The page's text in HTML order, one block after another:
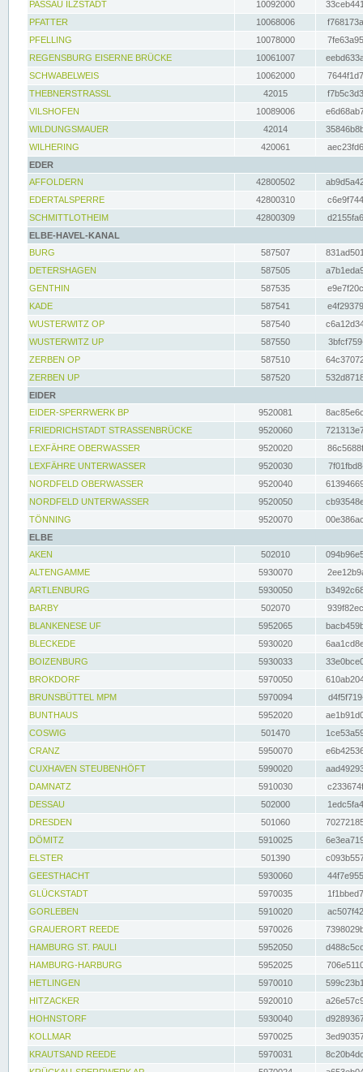
PASSAU ILZSTADT
10092000
PFATTER
10068006
PFELLING
10078000
REGENSBURG EISERNE BRÜCKE
10061007
SCHWABELWEIS
10062000
THEBNERSTRASSL
42015
VILSHOFEN
10089006
WILDUNGSMAUER
42014
WILHERING
420061
EDER
AFFOLDERN
42800502
EDERTALSPERRE
42800310
SCHMITTLOTHEIM
42800309
ELBE-HAVEL-KANAL
BURG
587507
DETERSHAGEN
587505
GENTHIN
587535
KADE
587541
WUSTERWITZ OP
587540
WUSTERWITZ UP
587550
ZERBEN OP
587510
ZERBEN UP
587520
EIDER
EIDER-SPERRWERK BP
9520081
FRIEDRICHSTADT STRASSENBRÜCKE
9520060
LEXFÄHRE OBERWASSER
9520020
LEXFÄHRE UNTERWASSER
9520030
NORDFELD OBERWASSER
9520040
NORDFELD UNTERWASSER
9520050
TÖNNING
9520070
ELBE
AKEN
502010
ALTENGAMME
5930070
ARTLENBURG
5930050
BARBY
502070
BLANKENESE UF
5952065
BLECKEDE
5930020
BOIZENBURG
5930033
BROKDORF
5970050
BRUNSBÜTTEL MPM
5970094
BUNTHAUS
5952020
COSWIG
501470
CRANZ
5950070
CUXHAVEN STEUBENHÖFT
5990020
DAMNATZ
5910030
DESSAU
502000
DRESDEN
501060
DÖMITZ
5910025
ELSTER
501390
GEESTHACHT
5930060
GLÜCKSTADT
5970035
GORLEBEN
5910020
GRAUERORT REEDE
5970026
HAMBURG ST. PAULI
5952050
HAMBURG-HARBURG
5952025
HETLINGEN
5970010
HITZACKER
5920010
HOHNSTORF
5930040
KOLLMAR
5970025
KRAUTSAND REEDE
5970031